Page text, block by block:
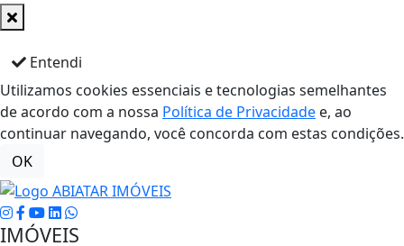
Entendi
Utilizamos cookies essenciais e tecnologias semelhantes
de acordo com a nossa Política de Privacidade e, ao
continuar navegando, você concorda com estas condições.
OK
IMÓVEIS